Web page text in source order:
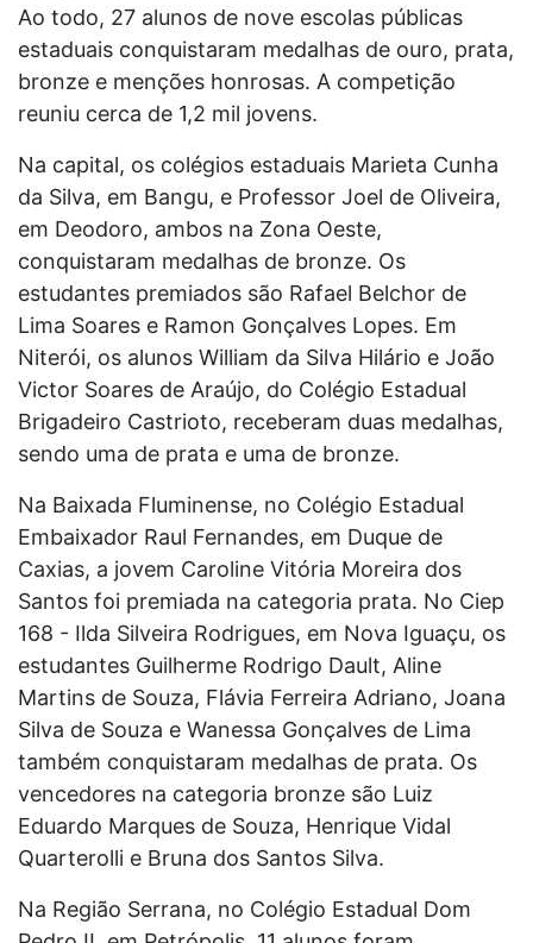
Ao todo, 27 alunos de nove escolas públicas
estaduais conquistaram medalhas de ouro, prata,
bronze e menções honrosas. A competição
reuniu cerca de 1,2 mil jovens.
Na capital, os colégios estaduais Marieta Cunha
da Silva, em Bangu, e Professor Joel de Oliveira,
em Deodoro, ambos na Zona Oeste,
conquistaram medalhas de bronze. Os
estudantes premiados são Rafael Belchor de
Lima Soares e Ramon Gonçalves Lopes. Em
Niterói, os alunos William da Silva Hilário e João
Victor Soares de Araújo, do Colégio Estadual
Brigadeiro Castrioto, receberam duas medalhas,
sendo uma de prata e uma de bronze.
Na Baixada Fluminense, no Colégio Estadual
Embaixador Raul Fernandes, em Duque de
Caxias, a jovem Caroline Vitória Moreira dos
Santos foi premiada na categoria prata. No Ciep
168 - Ilda Silveira Rodrigues, em Nova Iguaçu, os
estudantes Guilherme Rodrigo Dault, Aline
Martins de Souza, Flávia Ferreira Adriano, Joana
Silva de Souza e Wanessa Gonçalves de Lima
também conquistaram medalhas de prata. Os
vencedores na categoria bronze são Luiz
Eduardo Marques de Souza, Henrique Vidal
Quarterolli e Bruna dos Santos Silva.
Na Região Serrana, no Colégio Estadual Dom